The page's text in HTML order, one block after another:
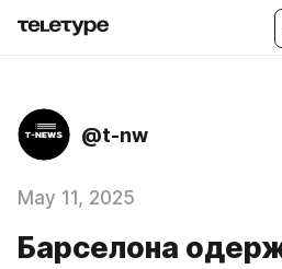
@t-nw
May 11, 2025
Барселона